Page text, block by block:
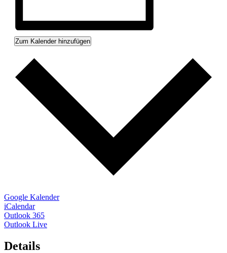
Zum Kalender hinzufügen
Google Kalender
iCalendar
Outlook 365
Outlook Live
Details